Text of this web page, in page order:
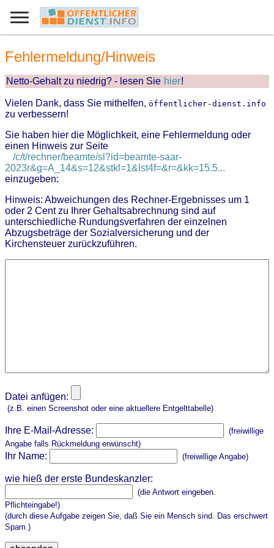
Fehlermeldung/Hinweis
Netto-Gehalt zu niedrig? - lesen Sie hier!
Vielen Dank, dass Sie mithelfen, öffentlicher-dienst.info
zu verbessern!
Sie haben hier die Möglichkeit, eine Fehlermeldung oder
einen Hinweis zur Seite
/c/t/rechner/beamte/sl?id=beamte-saar-
2023r&g=A_14&s=12&stkl=1&lst4f=&r=&kk=15.5...
einzugeben:
Hinweis: Abweichungen des Rechner-Ergebnisses um 1
oder 2 Cent zu Ihrer Gehaltsabrechnung sind auf
unterschiedliche Rundungsverfahren der einzelnen
Abzugsbeträge der Sozialversicherung und der
Kirchensteuer zurückzuführen.
Datei anfügen:
(z.B. einen Screenshot oder eine aktuellere Entgelttabelle)
Ihre E-Mail-Adresse:
(freiwillige
Angabe falls Rückmeldung erwünscht)
Ihr Name: (freiwillige Angabe)
wie hieß der erste Bundeskanzler:
(die Antwort eingeben.
Pflichteingabe!)
(durch diese Aufgabe zeigen Sie, daß Sie ein Mensch sind. Das erschwert
Spam.)